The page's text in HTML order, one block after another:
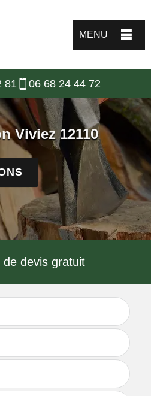
MENU
81 06 68 24 44 72
Viviez 12110
de devis gratuit